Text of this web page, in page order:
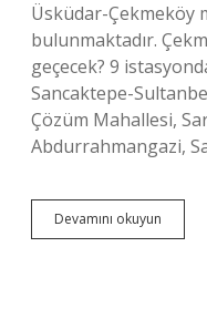
Üsküdar-Çekmeköy
bulunmaktadır.
geçecek? 9
Sancaktepe-
Çözüm Mahallesi,
Abdurrahmangazi,
Devamını okuyun
Metro